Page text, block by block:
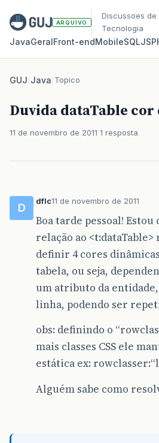
ARQUIVO
Discussoes
Tecnologia
JavaGeralFront‑endMobileSQLJS
GUJ/Java/Topico
Duvida dataTable cor
11 de novembro de 2011 1 resposta
D
dflc11 de novembro de 2011
Boa tarde pessoal!
relação ao <t:dataTable>
definir 4 cores
tabela, ou seja,
um atributo da
linha, podendo ser
obs: definindo o
mais classes CSS ele
estática ex:
Alguém sabe como